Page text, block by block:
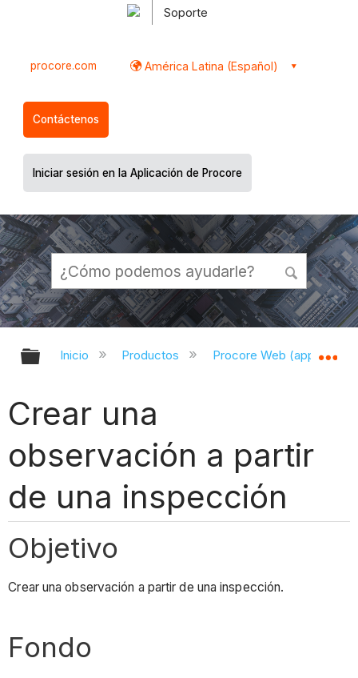
Soporte
procore.com América Latina (Español)
Contáctenos
Iniciar sesión en la Aplicación de Procore
Expandir/contraer jerarquía global
Inicio Productos Procore Web
Crear una
observación a partir
de una inspección
Objetivo
Crear una observación a partir de una inspección.
Fondo